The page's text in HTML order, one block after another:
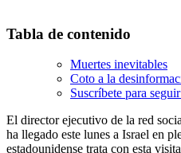
Tabla de contenido
Muertes inevitables
Coto a la
Suscríbete para
El director ejecutivo de la red
ha llegado este lunes a Israel en
estadounidense trata con esta